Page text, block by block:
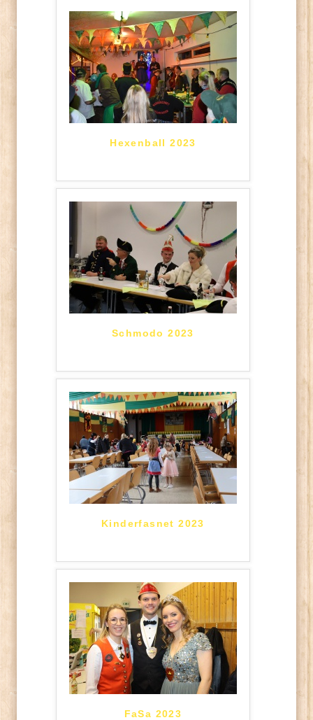
Hexenball 2023
Schmodo 2023
Kinderfasnet 2023
FaSa 2023